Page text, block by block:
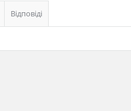
Відповіді